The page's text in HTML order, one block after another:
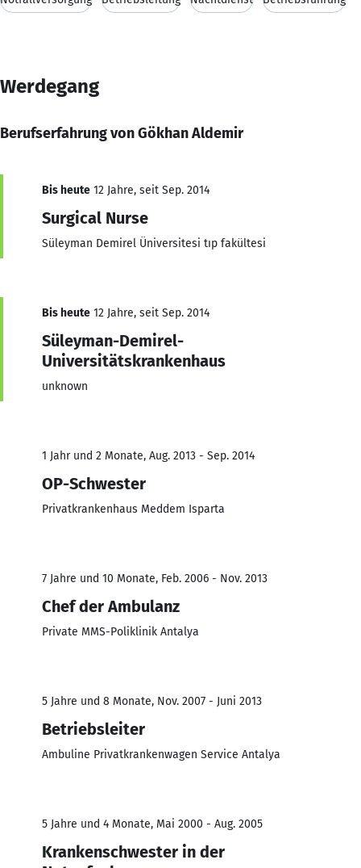
Werdegang
Berufserfahrung von Gökhan Aldemir
Bis heute 12 Jahre, seit Sep. 2014
Surgical Nurse
Süleyman Demirel Üniversitesi tıp fakültesi
Bis heute 12 Jahre, seit Sep. 2014
Süleyman-Demirel-
Universitätskrankenhaus
unknown
1 Jahr und 2 Monate, Aug. 2013 - Sep. 2014
OP-Schwester
Privatkrankenhaus Meddem Isparta
7 Jahre und 10 Monate, Feb. 2006 - Nov. 2013
Chef der Ambulanz
Private MMS-Poliklinik Antalya
5 Jahre und 8 Monate, Nov. 2007 - Juni 2013
Betriebsleiter
Ambuline Privatkrankenwagen Service Antalya
5 Jahre und 4 Monate, Mai 2000 - Aug. 2005
Krankenschwester in der